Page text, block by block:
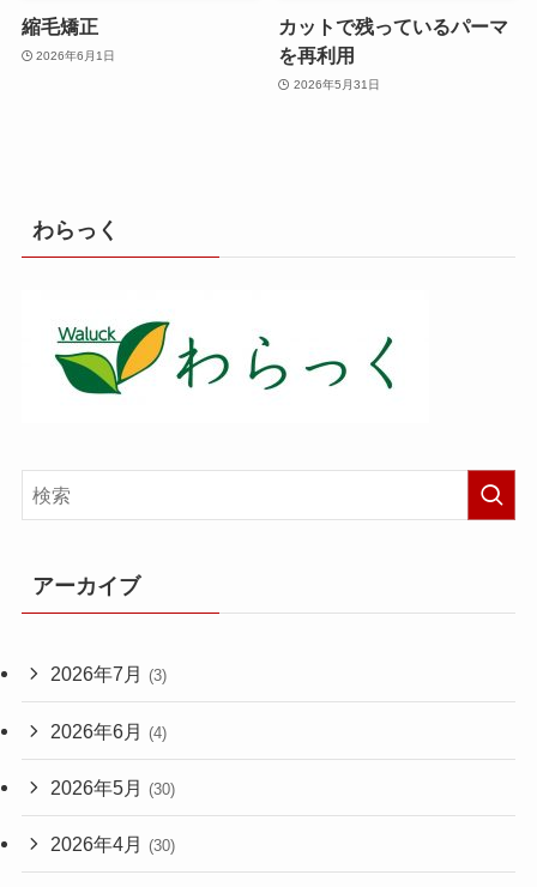
縮毛矯正
2026年6月1日
カットで残っているパーマ
を再利用
2026年5月31日
わらっく
アーカイブ
2026年7月 (3)
2026年6月 (4)
2026年5月 (30)
2026年4月 (30)